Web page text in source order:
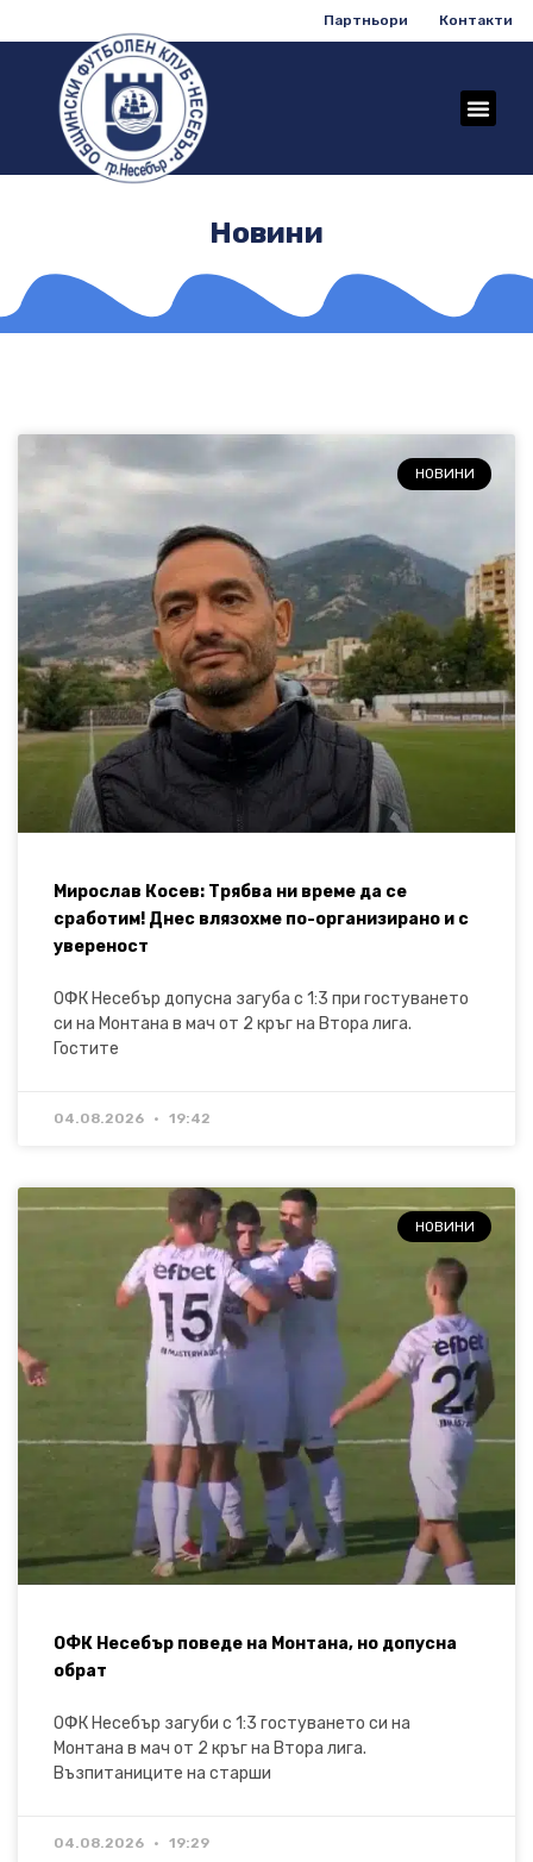
Партньори Контакти
Новини
НОВИНИ
Мирослав Косев: Трябва ни време да се
сработим! Днес влязохме по-организирано и с
увереност
ОФК Несебър допусна загуба с 1:3 при гостуването
си на Монтана в мач от 2 кръг на Втора лига.
Гостите
04.08.2026 19:42
НОВИНИ
ОФК Несебър поведе на Монтана, но допусна
обрат
ОФК Несебър загуби с 1:3 гостуването си на
Монтана в мач от 2 кръг на Втора лига.
Възпитаниците на старши
04.08.2026 19:29